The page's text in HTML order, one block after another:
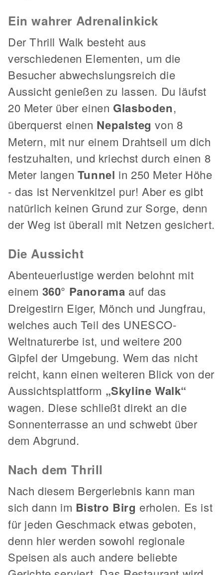
Ein wahrer Adrenalinkick
Der Thrill Walk besteht aus
verschiedenen Elementen, um die
Besucher abwechslungsreich die
Aussicht genießen zu lassen. Du läufst
20 Meter über einen Glasboden,
überquerst einen Nepalsteg von 8
Metern, mit nur einem Drahtseil um dich
festzuhalten, und kriechst durch einen 8
Meter langen Tunnel in 250 Meter Höhe
- das ist Nervenkitzel pur! Aber es gibt
natürlich keinen Grund zur Sorge, denn
der Weg ist überall mit Netzen gesichert.
Die Aussicht
Abenteuerlustige werden belohnt mit
einem 360° Panorama auf das
Dreigestirn Eiger, Mönch und Jungfrau,
welches auch Teil des UNESCO-
Weltnaturerbe ist, und weitere 200
Gipfel der Umgebung. Wem das nicht
reicht, kann einen weiteren Blick von der
Aussichtsplattform „Skyline Walk“
wagen. Diese schließt direkt an die
Sonnenterrasse an und schwebt über
dem Abgrund.
Nach dem Thrill
Nach diesem Bergerlebnis kann man
sich dann im Bistro Birg erholen. Es ist
für jeden Geschmack etwas geboten,
denn hier werden sowohl regionale
Speisen als auch andere beliebte